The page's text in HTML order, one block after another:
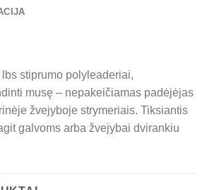
lbs stiprumo polyleaderiai,
musę – nepakeičiamas padėjėjas
žvejyboje strymeriais. Tiksiantis
galvoms arba žvejybai dvirankiu